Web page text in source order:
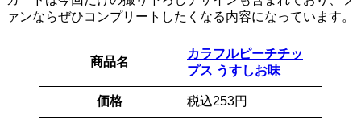
ァンならぜひコンプリートしたくなる内容になっています。
商品名
カラフルピーチチッ
プス うすしお味
価格 税込253円